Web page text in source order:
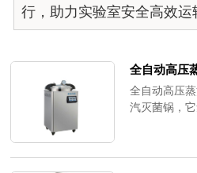
行，助力实验室安全高效运
全自动高压
全自动高压
汽灭菌锅，
现了灭菌过